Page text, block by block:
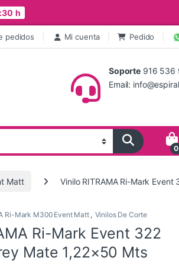
h
pedidos Mi cuenta Pedido
Soporte 916 536
Email:
0
Matt Vinilo RITRAMA Ri-Mark
Ri-Mark M300 Event Matt , Vinilos De Corte
Ri-Mark Event 322
Mate 1,22×50 Mts